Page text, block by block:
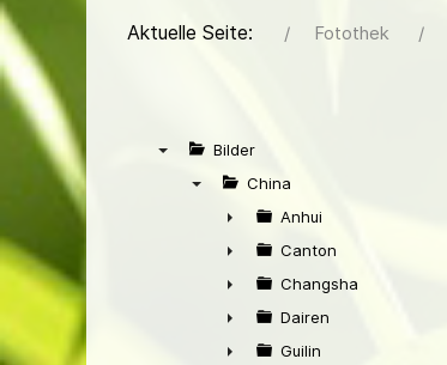
Aktuelle Seite: Fotothek
Bilder
China
►
Anhui
►
Canton
►
Changsha
►
Dairen
Guilin